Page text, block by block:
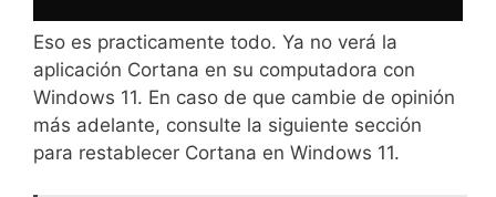
Eso es practicamente todo. Ya no verá la
aplicación Cortana en su computadora con
Windows 11. En caso de que cambie de opinión
más adelante, consulte la siguiente sección
para restablecer Cortana en Windows 11.